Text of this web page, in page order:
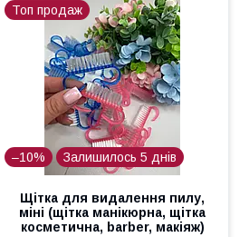
Топ продаж
–10% Залишилось 5 днів
Щітка для видалення пилу,
міні (щітка манікюрна, щітка
косметична, barber, макіяж)